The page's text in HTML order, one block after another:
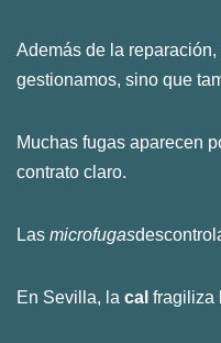
Además de la
gestionamos, sino que
Muchas fugas aparecen
contrato claro.
Las microfugas
En Sevilla, la cal fragiliza